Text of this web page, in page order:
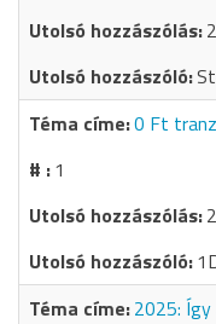
0 Ft
1
2025: